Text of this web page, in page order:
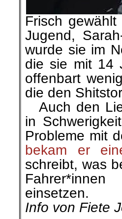
Frisch
Jugend,
wurde sie im
die sie mit 14
offenbart
die den
Auch den
in
Probleme mit
bekam er
schreibt, was
einsetzen.
Info von Fiete